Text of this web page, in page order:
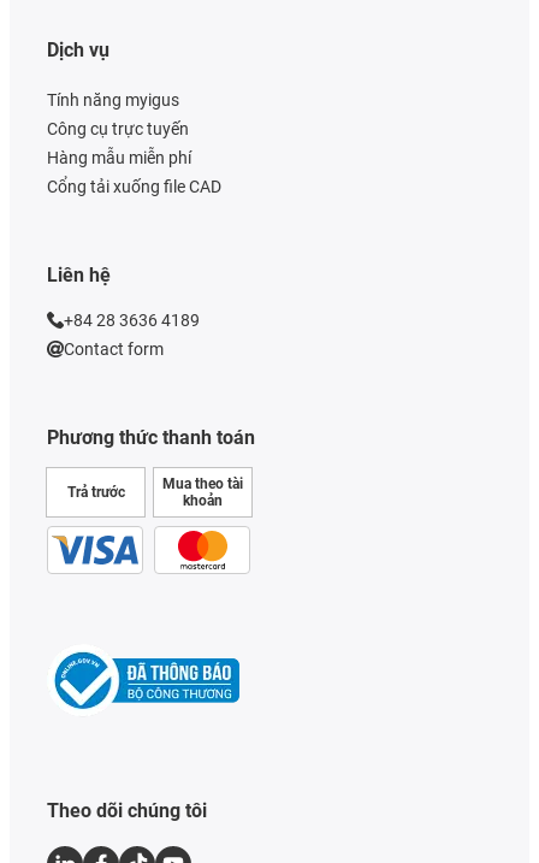
Phương thức thanh toán
Trả trước
Mua theo tài
khoản
Dịch vụ
Tính năng myigus
Công cụ trực tuyến
Hàng mẫu miễn phí
Cổng tải xuống file CAD
Liên hệ
+84 28 3636 4189
Contact form
Theo dõi chúng tôi